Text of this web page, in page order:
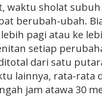
waktu sholat
berubah-ubah.
pagi atau ke
setiap
dari satu
lainnya, rata-rata
jam atawa 30